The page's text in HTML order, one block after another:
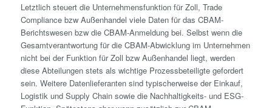
Letztlich steuert die Unternehmensfunktion für Zoll, Trade
Compliance bzw Außenhandel viele Daten für das CBAM-
Berichtswesen bzw die CBAM-Anmeldung bei. Selbst wenn die
Gesamtverantwortung für die CBAM-Abwicklung im Unternehmen
nicht bei der Funktion für Zoll bzw Außenhandel liegt, werden
diese Abteilungen stets als wichtige Prozessbeteiligte gefordert
sein. Weitere Datenlieferanten sind typischerweise der Einkauf,
Logistik und Supply Chain sowie die Nachhaltigkeits- und ESG-